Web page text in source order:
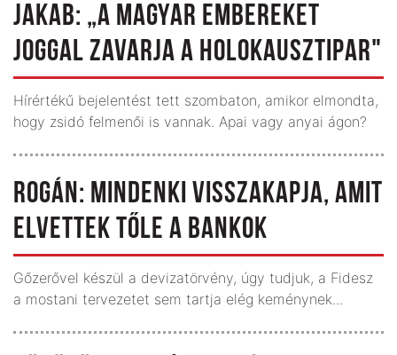
JAKAB: „A MAGYAR EMBEREKET
JOGGAL ZAVARJA A HOLOKAUSZTIPAR"
Hírértékű bejelentést tett szombaton, amikor elmondta,
hogy zsidó felmenői is vannak. Apai vagy anyai ágon?
ROGÁN: MINDENKI VISSZAKAPJA, AMIT
ELVETTEK TŐLE A BANKOK
Gőzerővel készül a devizatörvény, úgy tudjuk, a Fidesz
a mostani tervezetet sem tartja elég keménynek...